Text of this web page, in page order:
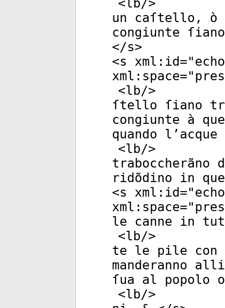
<lb/>
un caſtello, ò
congiunte
</s>
<s xml:id="
xml:space="
<lb/>
ſtello ſiano
congiunte à
quando l’acque
<lb/>
ridõdino in
<s xml:id="
xml:space="
le canne in
<lb/>
te le pile con
manderanno
ſua al popolo
<lb/>